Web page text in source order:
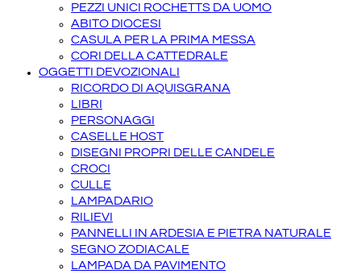
PEZZI UNICI ROCHETTS DA UOMO
ABITO DIOCESI
CASULA PER LA PRIMA MESSA
CORI DELLA CATTEDRALE
OGGETTI DEVOZIONALI
RICORDO DI AQUISGRANA
LIBRI
PERSONAGGI
CASELLE HOST
DISEGNI PROPRI DELLE CANDELE
CROCI
CULLE
LAMPADARIO
RILIEVI
PANNELLI IN ARDESIA E PIETRA NATURALE
SEGNO ZODIACALE
LAMPADA DA PAVIMENTO